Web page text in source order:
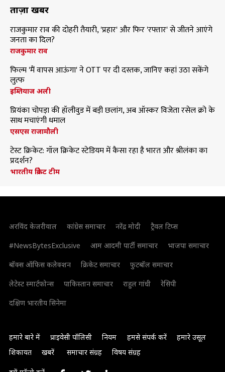
ताज़ा खबरें
राजकुमार राव की दोहरी तैयारी, 'प्रहार' और फिर 'रफ्तार' से जीतने आएंगे
जनता का दिल?
राजकुमार राव
फिल्म 'मैं वापस आऊंगा' ने OTT पर दी दस्तक, जानिए कहां उठा सकेंगे
लुत्फ
इम्तियाज अली
प्रियंका चोपड़ा की हॉलीवुड में बड़ी छलांग, अब ऑस्कर विजेता रसेल क्रो के
साथ मचाएंगी धमाल
एसएस राजामौली
टेस्ट क्रिकेट: गॉल क्रिकेट स्टेडियम में कैसा रहा है भारत और श्रीलंका का
प्रदर्शन?
भारतीय क्रिकेट टीम
अरविंद केजरीवाल कांग्रेस समाचार नरेंद्र मोदी
ट्रैवल टिप्स
#NewsBytesExclusive
आम आदमी पार्टी समाचार
भाजपा समाचार
बॉक्स ऑफिस कलेक्शन
क्रिकेट समाचार
फुटबॉल समाचार
लेटेस्ट स्मार्टफोन्स
पाकिस्तान समाचार राहुल गांधी
रेसिपी
दक्षिण भारतीय सिनेमा
हमारे बारे में प्राइवेसी पॉलिसी नियम हमसे संपर्क करें
हमारे उसूल
शिकायत
खबरें समाचार संग्रह विषय संग्रह